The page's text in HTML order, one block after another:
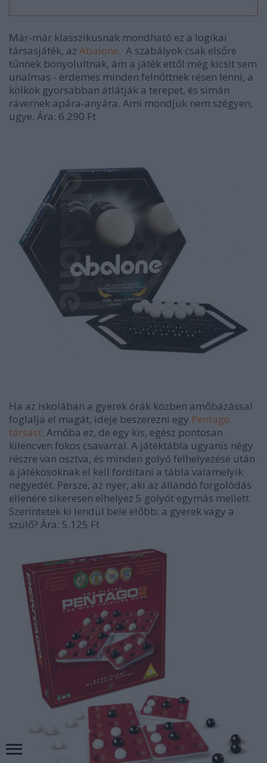
Már-már klasszikusnak mondható ez a logikai
társasjáték, az Abalone. A szabályok csak elsőre
tűnnek bonyolultnak, ám a játék ettől még kicsit sem
unalmas - érdemes minden felnőttnek résen lenni, a
kölkök gyorsabban átlátják a terepet, és simán
rávernek apára-anyára. Ami mondjuk nem szégyen,
ugye. Ára: 6.290 Ft
Ha az iskolában a gyerek órák közben amőbázással
foglalja el magát, ideje beszerezni egy Pentago
társast. Amőba ez, de egy kis, egész pontosan
kilencven fokos csavarral. A játéktábla ugyanis négy
részre van osztva, és minden golyó felhelyezése után
a játékosoknak el kell fordítani a tábla valamelyik
negyedét. Persze, az nyer, aki az állandó forgolódás
ellenére sikeresen elhelyez 5 golyót egymás mellett.
Szerintetek ki lendül bele előbb: a gyerek vagy a
szülő? Ára: 5.125 Ft